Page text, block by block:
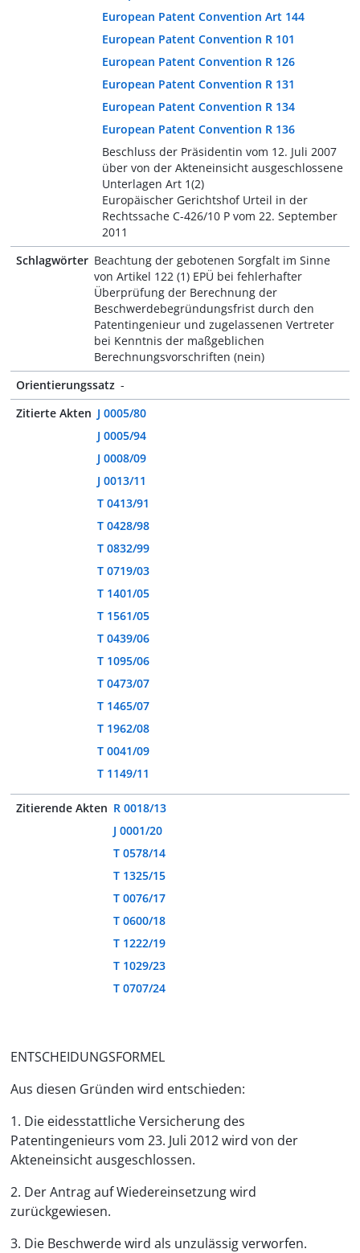
European Patent Convention Art 144
European Patent Convention R 101
European Patent Convention R 126
European Patent Convention R 131
European Patent Convention R 134
European Patent Convention R 136
Beschluss der Präsidentin vom 12. Juli 2007
über von der Akteneinsicht ausgeschlossene
Unterlagen Art 1(2)
Europäischer Gerichtshof Urteil in der
Rechtssache C-426/10 P vom 22. September
2011
Schlagwörter Beachtung der gebotenen Sorgfalt im Sinne
von Artikel 122 (1) EPÜ bei fehlerhafter
Überprüfung der Berechnung der
Beschwerdebegründungsfrist durch den
Patentingenieur und zugelassenen Vertreter
bei Kenntnis der maßgeblichen
Berechnungsvorschriften (nein)
Orientierungssatz -
Zitierte Akten J 0005/80
J 0005/94
J 0008/09
J 0013/11
T 0413/91
T 0428/98
T 0832/99
T 0719/03
T 1401/05
T 1561/05
T 0439/06
T 1095/06
T 0473/07
T 1465/07
T 1962/08
T 0041/09
T 1149/11
Zitierende Akten R 0018/13
J 0001/20
T 0578/14
T 1325/15
T 0076/17
T 0600/18
T 1222/19
T 1029/23
T 0707/24
ENTSCHEIDUNGSFORMEL
Aus diesen Gründen wird entschieden:
1. Die eidesstattliche Versicherung des
Patentingenieurs vom 23. Juli 2012 wird von der
Akteneinsicht ausgeschlossen.
2. Der Antrag auf Wiedereinsetzung wird
zurückgewiesen.
3. Die Beschwerde wird als unzulässig verworfen.